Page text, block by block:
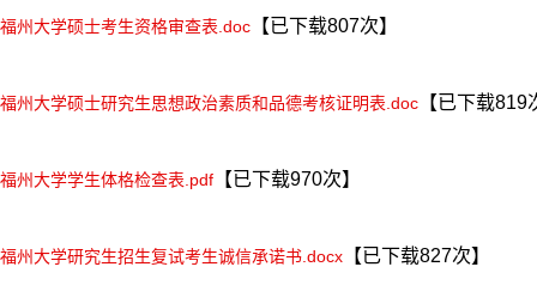
福州大学硕士考生资格审查表.doc 【已下载807次】
福州大学硕士研究生思想政治素质和品德考核证明表.doc 【已下载819
福州大学学生体格检查表.pdf 【已下载970次】
福州大学研究生招生复试考生诚信承诺书.docx 【已下载827次】